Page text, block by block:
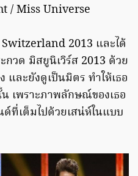
/ Miss Universe
2013 และได้
กวด มิสยูนิเวิร์ส 2013 ด้วย
และยังดูเป็นมิตร ทำให้เธอ
เพราะภาพลักษณ์ของเธอ
ที่เต็มไปด้วยเสน่ห์ในแบบ